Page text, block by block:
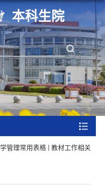
本科生院
管理常用表格 教材工作相关